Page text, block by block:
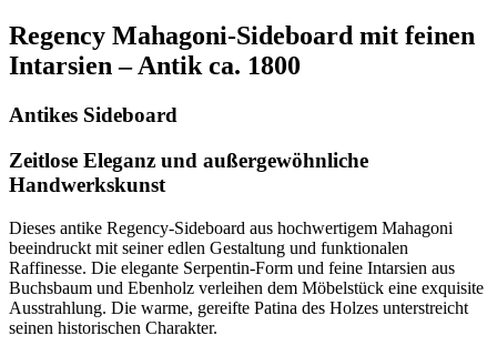
Regency Mahagoni-Sideboard mit feinen
Intarsien – Antik ca. 1800
Antikes Sideboard
Zeitlose Eleganz und außergewöhnliche
Handwerkskunst
Dieses antike Regency-Sideboard aus hochwertigem Mahagoni
beeindruckt mit seiner edlen Gestaltung und funktionalen
Raffinesse. Die elegante Serpentin-Form und feine Intarsien aus
Buchsbaum und Ebenholz verleihen dem Möbelstück eine exquisite
Ausstrahlung. Die warme, gereifte Patina des Holzes unterstreicht
seinen historischen Charakter.